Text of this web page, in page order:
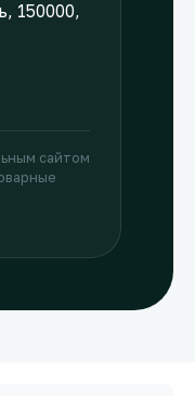
150000,
сайтом